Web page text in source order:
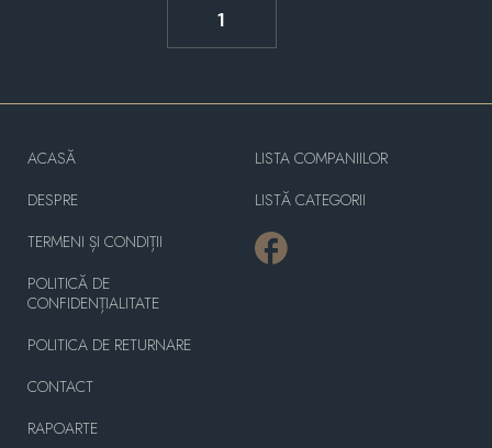
1
ACASĂ
DESPRE
TERMENI ȘI CONDIȚII
POLITICĂ DE
CONFIDENȚIALITATE
POLITICA DE RETURNARE
CONTACT
RAPOARTE
LISTA COMPANIILOR
LISTĂ CATEGORII